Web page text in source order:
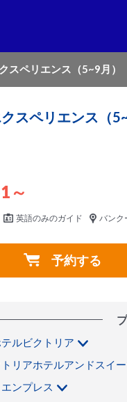
スペリエンス（5~9月）
スペリエンス（
～
英語のみのガイド バンク
予約する
ルビクトリア
リアホテルアンドスイ
ンプレス